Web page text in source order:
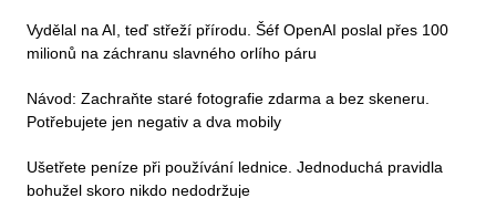
Vydělal na AI, teď střeží přírodu. Šéf OpenAI poslal přes 100
milionů na záchranu slavného orlího páru
Návod: Zachraňte staré fotografie zdarma a bez skeneru.
Potřebujete jen negativ a dva mobily
Ušetřete peníze při používání lednice. Jednoduchá pravidla
bohužel skoro nikdo nedodržuje